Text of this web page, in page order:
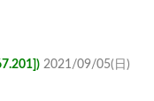
2021/09/05(日)